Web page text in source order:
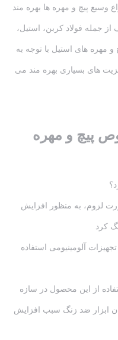
وسیع پیچ و مهره ها بهره مند
جمله فولاد کربن، استیل،
مهره های استیل با توجه به
های بسیاری بهره مند می
پیچ و مهره
لزوم، به منظور افزایش
کرد
آلومینیومی استفاده
از این محصول در سازه
ابزار ضد زنگ سبب افزایش